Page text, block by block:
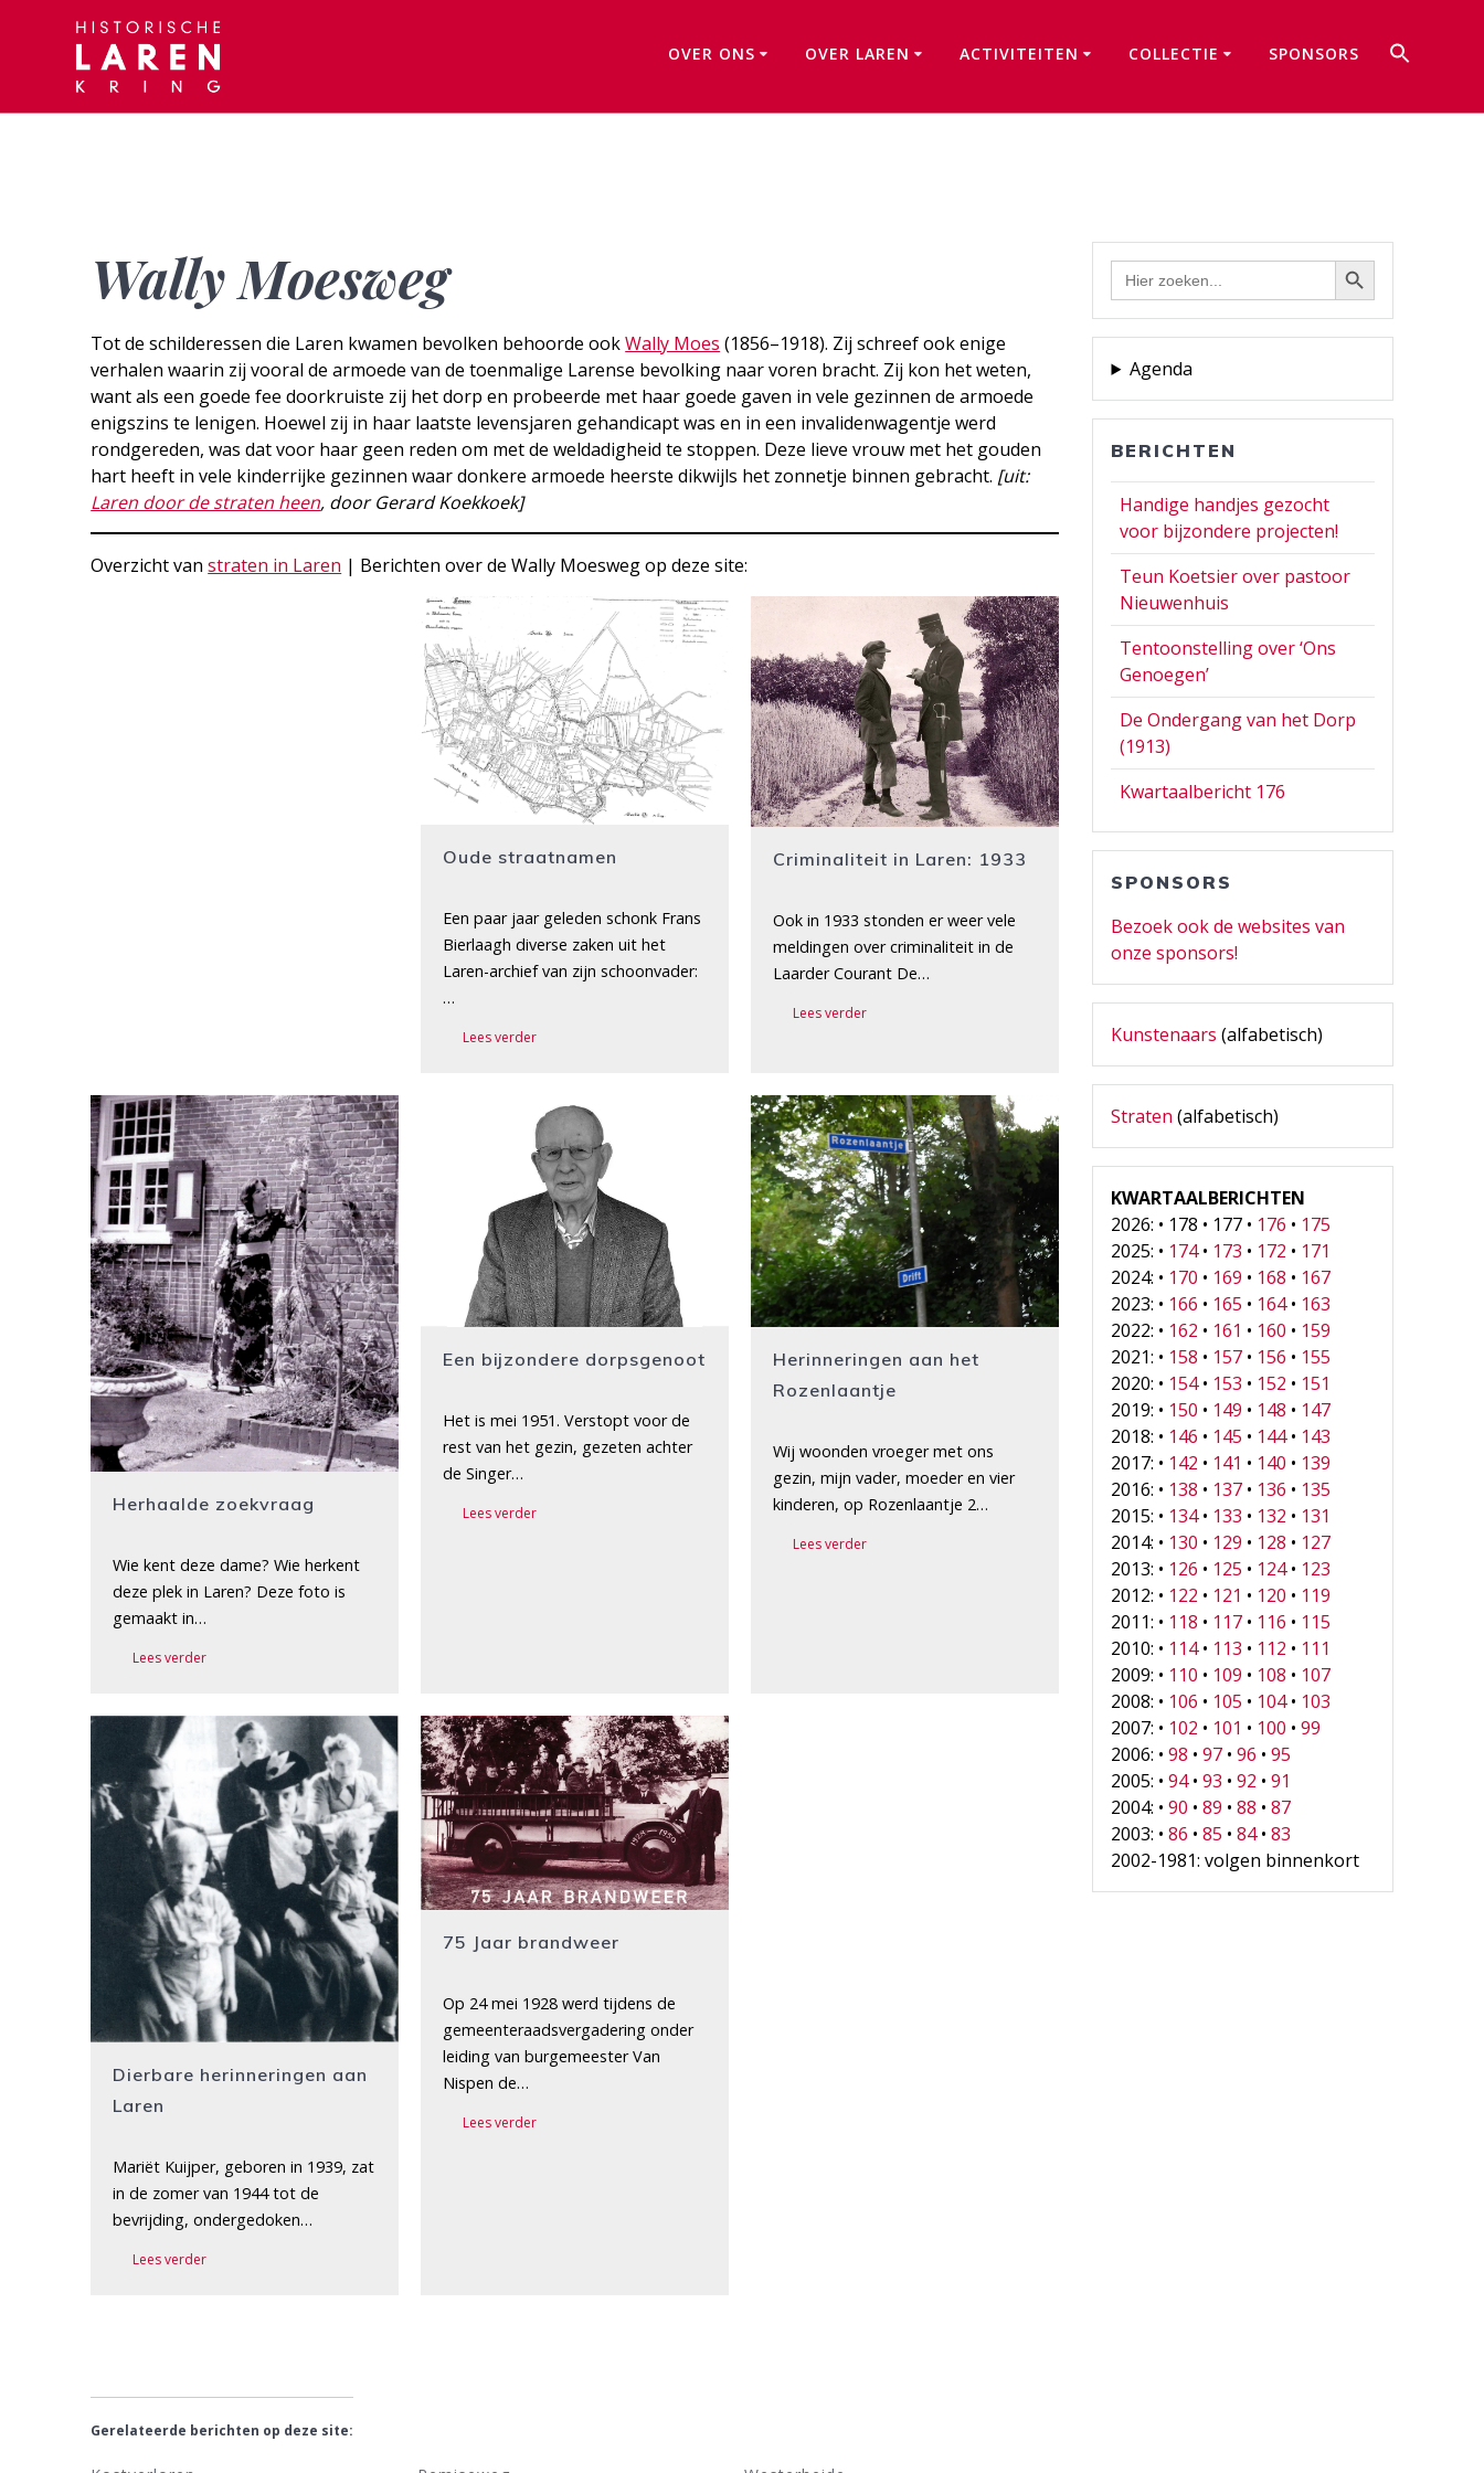
OVER ONS OVER LAREN ACTIVITEITEN COLLECTIE SPONSORS
Wally Moesweg
Tot de schilderessen die Laren kwamen bevolken behoorde ookWally Moes (1856–1918). Zij schreef ook enige
verhalen waarin zij vooral de armoede van de toenmalige Larense bevolking naar voren bracht. Zij kon het weten,
want als een goede fee doorkruiste zij het dorp en probeerde met haar goede gaven in vele gezinnen de armoede
enigszins te lenigen. Hoewel zij in haar laatste levensjaren gehandicapt was en in een invalidenwagentje werd
rondgereden, was dat voor haar geen reden om met de weldadigheid te stoppen. Deze lieve vrouw met het gouden
hart heeft in vele kinderrijke gezinnen waar donkere armoede heerste dikwijls het zonnetje binnen gebracht. [uit:
Laren door de straten heen, door Gerard Koekkoek]
Overzicht vanstraten in Laren | Berichten over de Wally Moesweg op deze site:
Oude straatnamen
Een paar jaar geleden schonk Frans
Bierlaagh diverse zaken uit het
Laren-archief van zijn schoonvader:
…
Lees verder
Criminaliteit in Laren: 1933
Ook in 1933 stonden er weer vele
meldingen over criminaliteit in de
Laarder Courant De…
Lees verder
Herhaalde zoekvraag
Wie kent deze dame? Wie herkent
deze plek in Laren? Deze foto is
gemaakt in…
Lees verder
Een bijzondere dorpsgenoot
Het is mei 1951. Verstopt voor de
rest van het gezin, gezeten achter
de Singer…
Lees verder
Herinneringen aan het
Rozenlaantje
Wij woonden vroeger met ons
gezin, mijn vader, moeder en vier
kinderen, op Rozenlaantje 2…
Lees verder
Dierbare herinneringen aan
Laren
Mariët Kuijper, geboren in 1939, zat
in de zomer van 1944 tot de
bevrijding, ondergedoken…
Lees verder
75 Jaar brandweer
Op 24 mei 1928 werd tijdens de
gemeenteraadsvergadering onder
leiding van burgemeester Van
Nispen de…
Lees verder
Gerelateerde berichten op deze site:
Zoek
naar:
Zoekknop
Agenda
BERICHTEN
Handige handjes gezocht
voor bijzondere projecten!
Teun Koetsier over pastoor
Nieuwenhuis
Tentoonstelling over ‘Ons
Genoegen’
De Ondergang van het Dorp
(1913)
Kwartaalbericht 176
SPONSORS
Bezoek ook de websites van
onze sponsors!
Kunstenaars (alfabetisch)
Straten (alfabetisch)
KWARTAALBERICHTEN
2026: • 178 • 177 • 176 • 175
2025: • 174• 173 • 172 • 171
2024: • 170 • 169 • 168 • 167
2023: • 166 • 165 • 164• 163
2022: • 162 • 161 • 160 • 159
2021: • 158 • 157 • 156 • 155
2020: • 154• 153 • 152 • 151
2019: • 150 • 149 • 148 • 147
2018: • 146 • 145 • 144• 143
2017: • 142 • 141 • 140 • 139
2016: • 138 • 137 • 136 • 135
2015: • 134• 133 • 132 • 131
2014: • 130 • 129 • 128 • 127
2013: • 126 • 125 • 124• 123
2012: • 122 • 121 • 120 • 119
2011: • 118 • 117 • 116 • 115
2010: • 114• 113 • 112 • 111
2009: • 110 • 109 • 108 • 107
2008: • 106 • 105 • 104• 103
2007: • 102 • 101 • 100 •99
2006: •98 •97 •96 •95
2005: •94•93 •92 •91
2004: •90 •89 •88 •87
2003: •86 •85 •84•83
2002-1981: volgen binnenkort